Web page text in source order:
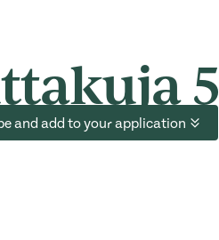
5
and add to your application